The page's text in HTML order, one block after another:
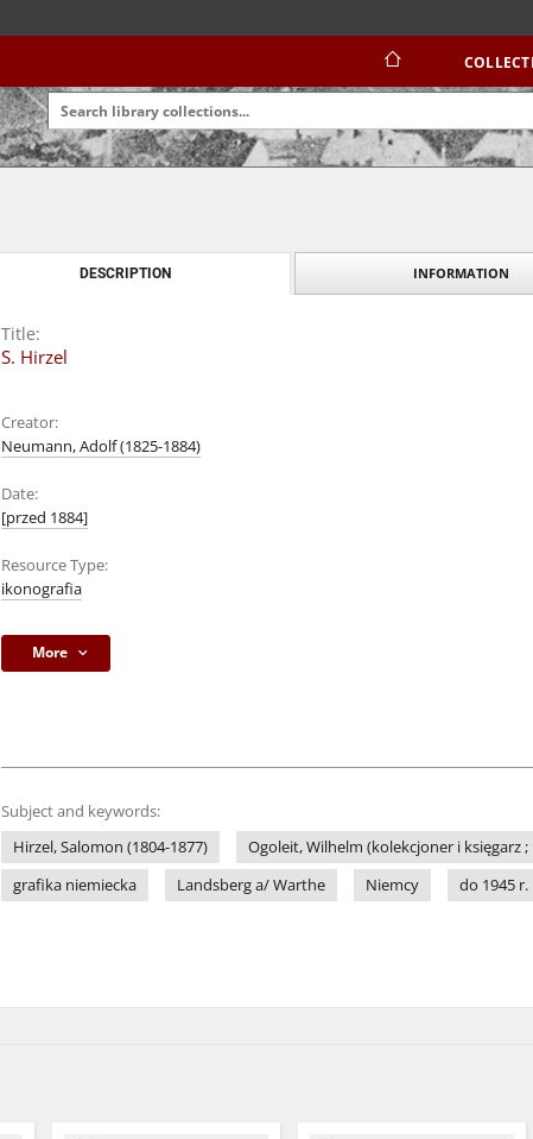
DESCRIPTION INFORMATION
Title:
S. Hirzel
Creator:
Neumann, Adolf (1825-1884)
Date:
[przed 1884]
Resource Type:
ikonografia
More
Subject and keywords:
Hirzel, Salomon (1804-1877)
Ogoleit, Wilhelm (kolekcjoner i księgarz ;
grafika niemiecka
Landsberg a/ Warthe Niemcy do 1945 r.